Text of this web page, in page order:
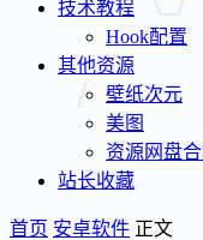
技术教程
Hook配置
其他资源
壁纸次元
美图
资源网盘
站长收藏
首页 安卓软件 正文